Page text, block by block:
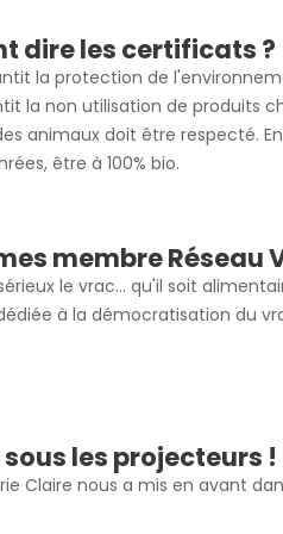
dire les certificats ?
la protection de
la non utilisation de produits
animaux doit être respecté.
être à 100% bio.
membre Réseau
le vrac... qu'il soit
à la démocratisation du
les projecteurs !
Claire nous a mis en avant